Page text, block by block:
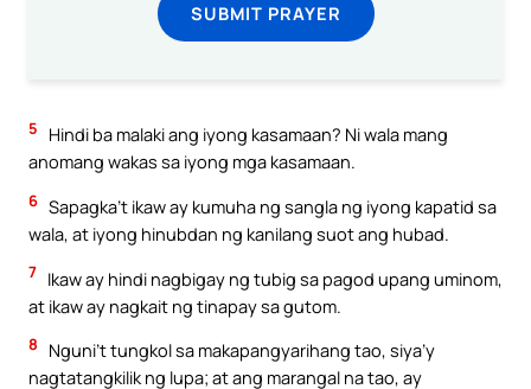
SUBMIT PRAYER
5
Hindi ba malaki ang iyong kasamaan? Ni wala mang
anomang wakas sa iyong mga kasamaan.
6 Sapagka’t ikaw ay kumuha ng sangla ng iyong kapatid sa
wala, at iyong hinubdan ng kanilang suot ang hubad.
7 Ikaw ay hindi nagbigay ng tubig sa pagod upang uminom,
at ikaw ay nagkait ng tinapay sa gutom.
8
Nguni’t tungkol sa makapangyarihang tao, siya’y
nagtatangkilik ng lupa; at ang marangal na tao, ay